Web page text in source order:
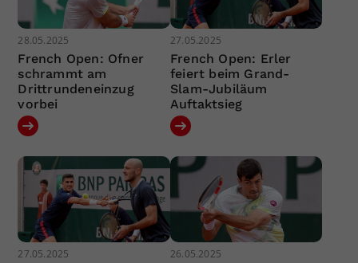
28.05.2025
French Open: Ofner
schrammt am
Drittrundeneinzug
vorbei
27.05.2025
French Open: Erler
feiert beim Grand-
Slam-Jubiläum
Auftaktsieg
27.05.2025 26.05.2025